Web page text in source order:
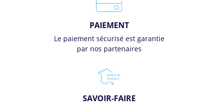
PAIEMENT
Le paiement sécurisé est garantie
par nos partenaires
SAVOIR-FAIRE